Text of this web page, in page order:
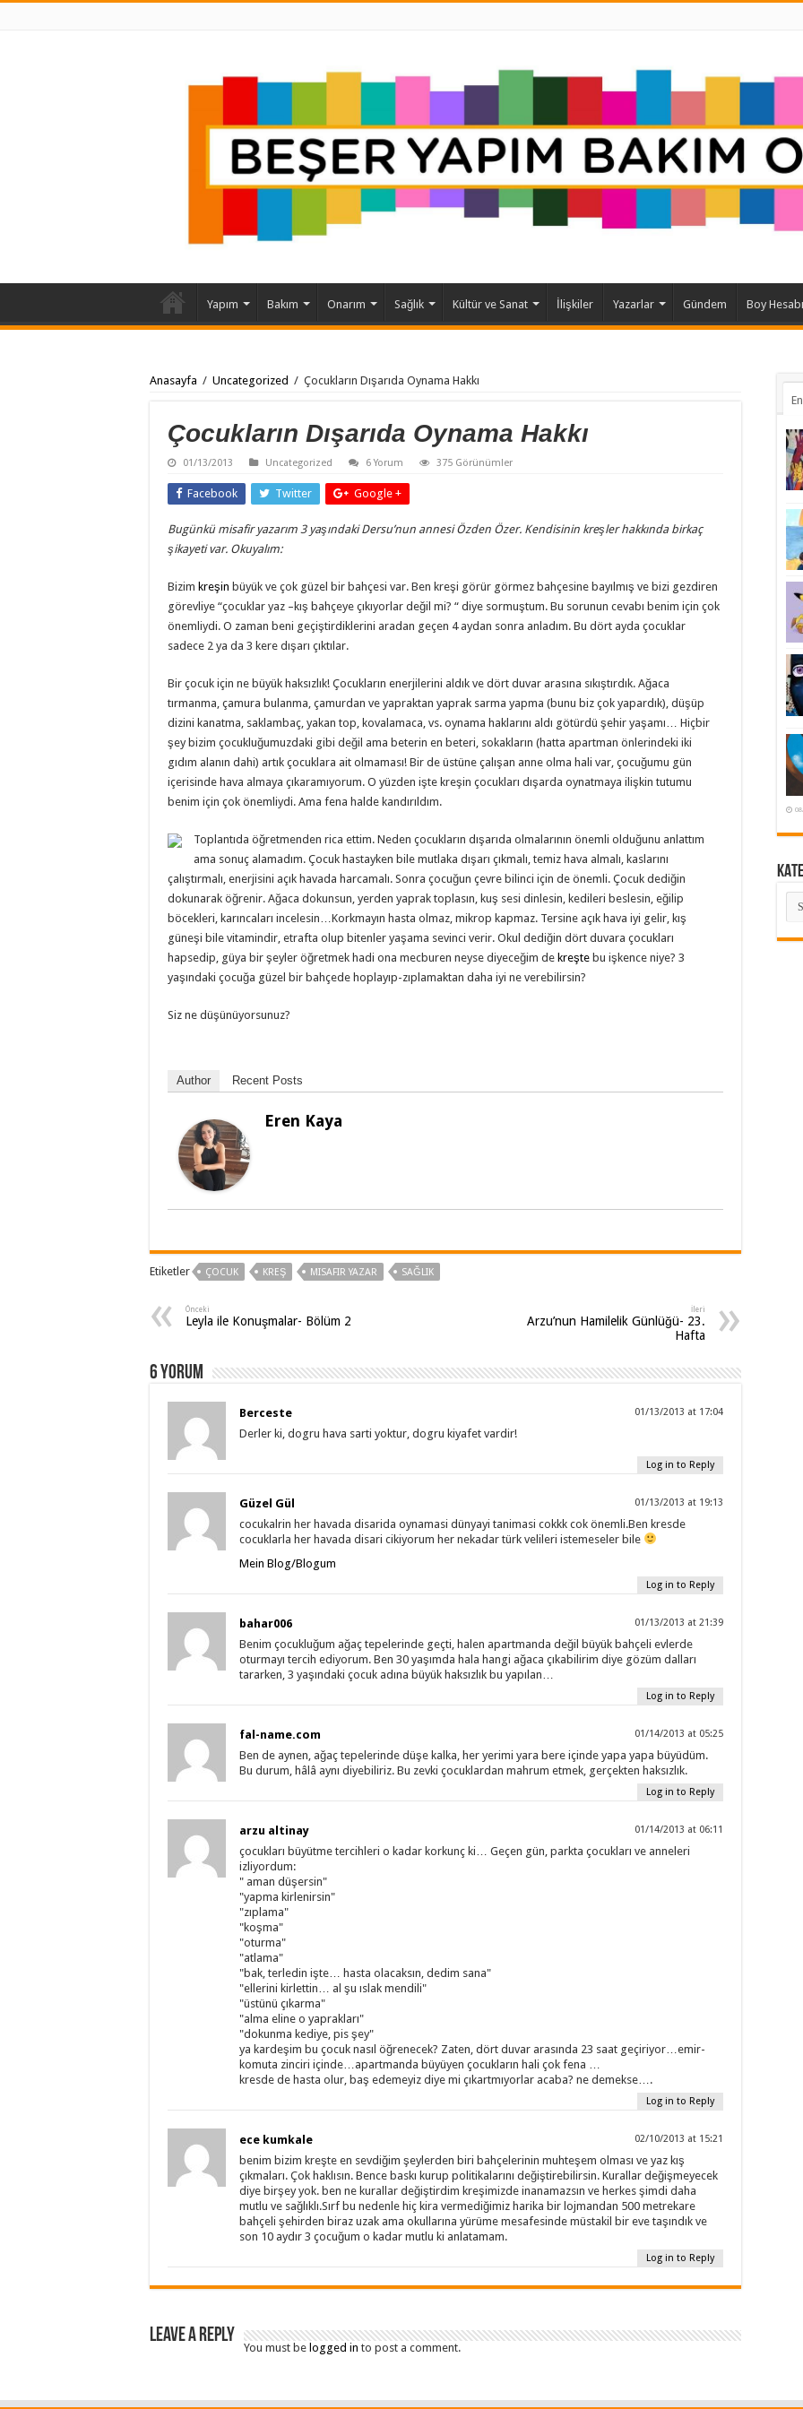
Yapım Bakım Onarım Sağlık Kültür ve Sanat İlişkiler Yazarlar Gündem Boy Hesabı
Anasayfa / Uncategorized / Çocukların Dışarıda Oynama Hakkı
Çocukların Dışarıda Oynama Hakkı
01/13/2013 Uncategorized 6 Yorum 375 Görünümler
Facebook Twitter Google +
Bugünkü misafir yazarım 3 yaşındaki Dersu’nun annesi Özden Özer. Kendisinin kreşler hakkında birkaç
şikayeti var. Okuyalım:
Bizim kreşin büyük ve çok güzel bir bahçesi var. Ben kreşi görür görmez bahçesine bayılmış ve bizi gezdiren
görevliye “çocuklar yaz –kış bahçeye çıkıyorlar değil mi? “ diye sormuştum. Bu sorunun cevabı benim için çok
önemliydi. O zaman beni geçiştirdiklerini aradan geçen 4 aydan sonra anladım. Bu dört ayda çocuklar
sadece 2 ya da 3 kere dışarı çıktılar.
Bir çocuk için ne büyük haksızlık! Çocukların enerjilerini aldık ve dört duvar arasına sıkıştırdık. Ağaca
tırmanma, çamura bulanma, çamurdan ve yapraktan yaprak sarma yapma (bunu biz çok yapardık), düşüp
dizini kanatma, saklambaç, yakan top, kovalamaca, vs. oynama haklarını aldı götürdü şehir yaşamı… Hiçbir
şey bizim çocukluğumuzdaki gibi değil ama beterin en beteri, sokakların (hatta apartman önlerindeki iki
gıdım alanın dahi) artık çocuklara ait olmaması! Bir de üstüne çalışan anne olma hali var, çocuğumu gün
içerisinde hava almaya çıkaramıyorum. O yüzden işte kreşin çocukları dışarda oynatmaya ilişkin tutumu
benim için çok önemliydi. Ama fena halde kandırıldım.
Toplantıda öğretmenden rica ettim. Neden çocukların dışarıda olmalarının önemli olduğunu anlattım
ama sonuç alamadım. Çocuk hastayken bile mutlaka dışarı çıkmalı, temiz hava almalı, kaslarını
çalıştırmalı, enerjisini açık havada harcamalı. Sonra çocuğun çevre bilinci için de önemli. Çocuk dediğin
dokunarak öğrenir. Ağaca dokunsun, yerden yaprak toplasın, kuş sesi dinlesin, kedileri beslesin, eğilip
böcekleri, karıncaları incelesin…Korkmayın hasta olmaz, mikrop kapmaz. Tersine açık hava iyi gelir, kış
güneşi bile vitamindir, etrafta olup bitenler yaşama sevinci verir. Okul dediğin dört duvara çocukları
hapsedip, güya bir şeyler öğretmek hadi ona mecburen neyse diyeceğim de kreşte bu işkence niye? 3
yaşındaki çocuğa güzel bir bahçede hoplayıp-zıplamaktan daha iyi ne verebilirsin?
Siz ne düşünüyorsunuz?
Author Recent Posts
Eren Kaya
Etiketler ÇOCUK KREŞ MISAFIR YAZAR SAĞLIK
Önceki
Leyla ile Konuşmalar- Bölüm 2
İleri
Arzu’nun Hamilelik Günlüğü- 23.
Hafta
6 Yorum
Berceste 01/13/2013 at 17:04
Derler ki, dogru hava sarti yoktur, dogru kiyafet vardir!
Log in to Reply
Güzel Gül 01/13/2013 at 19:13
cocukalrin her havada disarida oynamasi dünyayi tanimasi cokkk cok önemli.Ben kresde
cocuklarla her havada disari cikiyorum her nekadar türk velileri istemeseler bile
Mein Blog/Blogum
Log in to Reply
bahar006 01/13/2013 at 21:39
Benim çocukluğum ağaç tepelerinde geçti, halen apartmanda değil büyük bahçeli evlerde
oturmayı tercih ediyorum. Ben 30 yaşımda hala hangi ağaca çıkabilirim diye gözüm dalları
tararken, 3 yaşındaki çocuk adına büyük haksızlık bu yapılan…
Log in to Reply
fal-name.com 01/14/2013 at 05:25
Ben de aynen, ağaç tepelerinde düşe kalka, her yerimi yara bere içinde yapa yapa büyüdüm.
Bu durum, hâlâ aynı diyebiliriz. Bu zevki çocuklardan mahrum etmek, gerçekten haksızlık.
Log in to Reply
arzu altinay 01/14/2013 at 06:11
çocukları büyütme tercihleri o kadar korkunç ki… Geçen gün, parkta çocukları ve anneleri
izliyordum:
" aman düşersin"
"yapma kirlenirsin"
"zıplama"
"koşma"
"oturma"
"atlama"
"bak, terledin işte… hasta olacaksın, dedim sana"
"ellerini kirlettin… al şu ıslak mendili"
"üstünü çıkarma"
"alma eline o yaprakları"
"dokunma kediye, pis şey"
ya kardeşim bu çocuk nasıl öğrenecek? Zaten, dört duvar arasında 23 saat geçiriyor…emir-
komuta zinciri içinde…apartmanda büyüyen çocukların hali çok fena …
kresde de hasta olur, baş edemeyiz diye mi çıkartmıyorlar acaba? ne demekse….
Log in to Reply
ece kumkale 02/10/2013 at 15:21
benim bizim kreşte en sevdiğim şeylerden biri bahçelerinin muhteşem olması ve yaz kış
çıkmaları. Çok haklısın. Bence baskı kurup politikalarını değiştirebilirsin. Kurallar değişmeyecek
diye birşey yok. ben ne kurallar değiştirdim kreşimizde inanamazsın ve herkes şimdi daha
mutlu ve sağlıklı.Sırf bu nedenle hiç kira vermediğimiz harika bir lojmandan 500 metrekare
bahçeli şehirden biraz uzak ama okullarına yürüme mesafesinde müstakil bir eve taşındık ve
son 10 aydır 3 çocuğum o kadar mutlu ki anlatamam.
Log in to Reply
Leave a Reply
You must be logged in to post a comment.